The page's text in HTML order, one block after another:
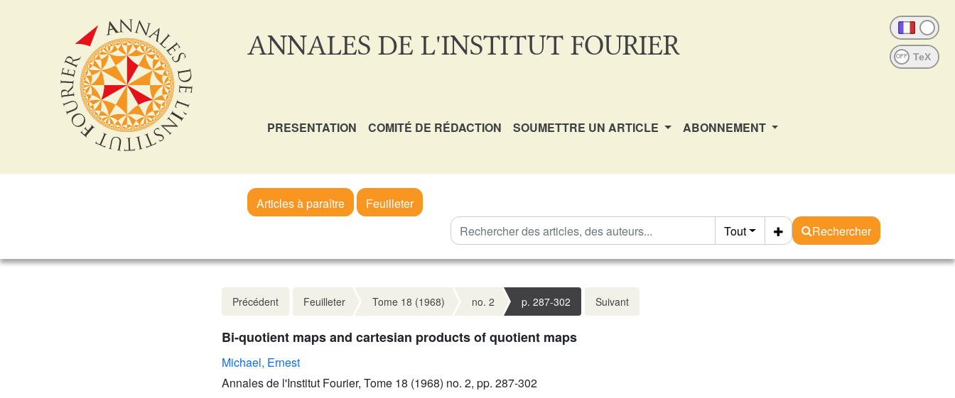
ANNALES DE L'INSTITUT FOURIER OFF
PRESENTATION COMITÉ DE RÉDACTION SOUMETTRE UN ARTICLE ABONNEMENT
Articles à paraître
Feuilleter
Tout
Rechercher
Précédent Feuilleter Tome 18 (1968) no. 2 p. 287-302 Suivant
Bi-quotient maps and cartesian products of quotient maps
Michael, Ernest
Annales de l'Institut Fourier, Tome 18 (1968) no. 2, pp. 287-302